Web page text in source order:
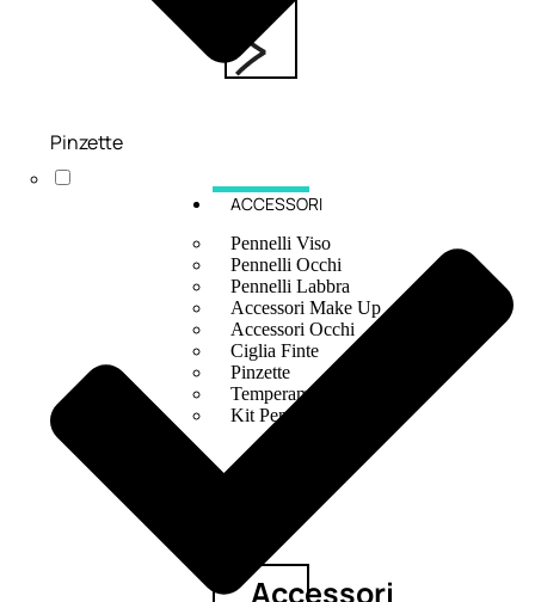
ACCESSORI
Pennelli Viso
Pennelli Occhi
Pennelli Labbra
Accessori Make Up
Accessori Occhi
Ciglia Finte
Pinzette
Temperamatite
Kit Pennelli
Accessori
Pinzette